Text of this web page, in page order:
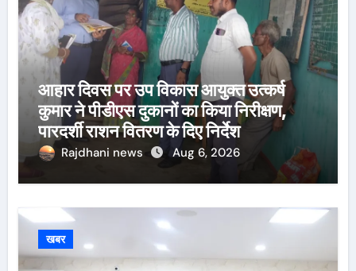
आहार दिवस पर उप विकास आयुक्त उत्कर्ष
कुमार ने पीडीएस दुकानों का किया निरीक्षण,
पारदर्शी राशन वितरण के दिए निर्देश
Rajdhani news Aug 6, 2026
खबर